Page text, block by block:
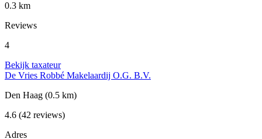
0.3 km
Reviews
4
Bekijk taxateur
De Vries Robbé Makelaardij O.G. B.V.
Den Haag (0.5 km)
4.6 (42 reviews)
Adres